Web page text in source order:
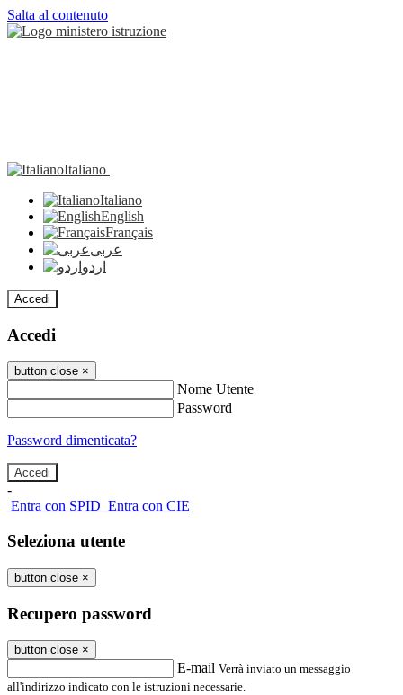
Salta al contenuto
Italiano
Italiano
English
Français
عربى
اردو
Accedi
Accedi
button close ×
Nome Utente
Password
Password dimenticata?
-
Entra con SPID Entra con CIE
Seleziona utente
button close ×
Recupero password
button close ×
E-mail Verrà inviato un messaggio
all'indirizzo indicato con le istruzioni necessarie.